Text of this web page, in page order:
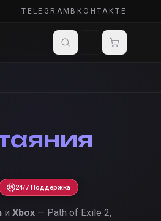
TELEGRAM ВКОНТАКТЕ
24/7 Поддержка
и Xbox— Path of Exile 2,